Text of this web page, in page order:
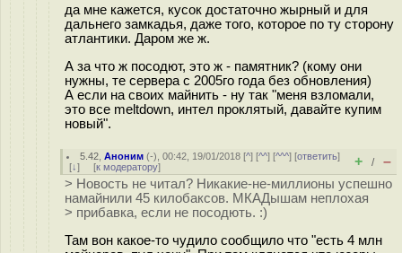
да мне кажется, кусок достаточно жырный и для
дальнего замкадья, даже того, которое по ту сторону
атлантики. Даром же ж.
А за что ж посодют, это ж - памятник? (кому они
нужны, те сервера с 2005го года без обновления)
А если на своих майнить - ну так "меня взломали,
это все meltdown, интел проклятый, давайте купим
новый".
5.42 ,Аноним (-), 00:42, 19/01/2018 [^] [^^] [^^^] [ответить]
[↓] [к модератору] + / –
> Новость не читал? Никакие-не-миллионы успешно
намайнили 45 килобаксов. МКАДышам неплохая
> прибавка, если не посодють. :)
Там вон какое-то чудило сообщило что "есть 4 млн